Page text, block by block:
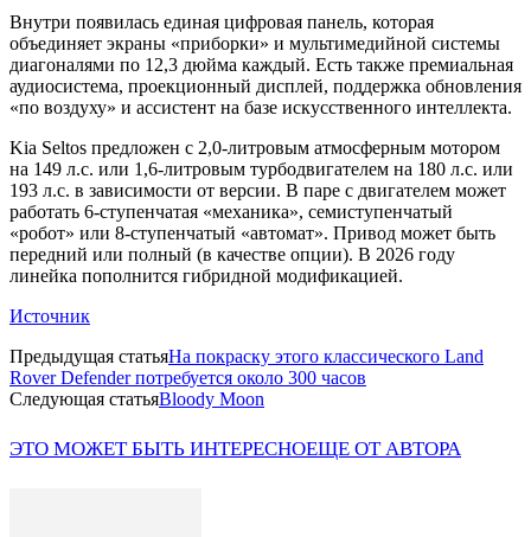
Внутри появилась единая цифровая панель, которая
объединяет экраны «приборки» и мультимедийной системы
диагоналями по 12,3 дюйма каждый. Есть также премиальная
аудиосистема, проекционный дисплей, поддержка обновления
«по воздуху» и ассистент на базе искусственного интеллекта.
Kia Seltos предложен с 2,0-литровым атмосферным мотором
на 149 л.с. или 1,6-литровым турбодвигателем на 180 л.с. или
193 л.с. в зависимости от версии. В паре с двигателем может
работать 6-ступенчатая «механика», семиступенчатый
«робот» или 8-ступенчатый «автомат». Привод может быть
передний или полный (в качестве опции). В 2026 году
линейка пополнится гибридной модификацией.
Источник
Предыдущая статьяНа покраску этого классического Land
Rover Defender потребуется около 300 часов
Следующая статьяBloody Moon
ЭТО МОЖЕТ БЫТЬ ИНТЕРЕСНОЕЩЕ ОТ АВТОРА